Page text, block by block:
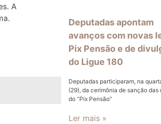
A
Deputadas apontam
avanços com novas
Pix Pensão e de
do Ligue 180
Deputadas participaram, na
(29), da cerimônia de sanção das
do “Pix Pensão”
Ler mais »